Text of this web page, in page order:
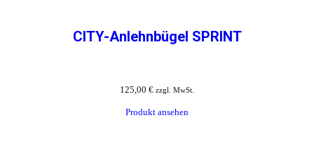
CITY-Anlehnbügel SPRINT
125,00 € zzgl. MwSt.
Produkt ansehen